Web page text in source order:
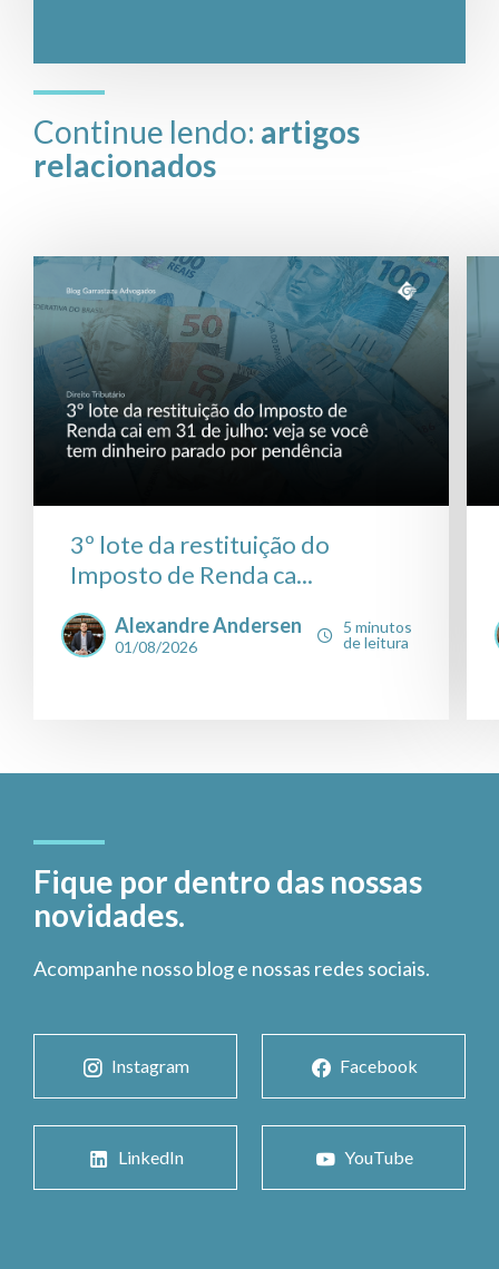
Continue lendo: artigos
relacionados
3º lote da restituição do
Imposto de Renda ca...
Alexandre Andersen
01/08/2026
5 minutos
de leitura
Fique por dentro das nossas
novidades.
Acompanhe nosso blog e nossas redes sociais.
Instagram Facebook
LinkedIn YouTube